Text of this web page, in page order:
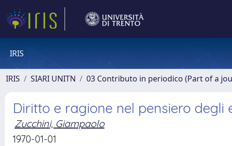
IRIS
IRIS SIARI UNITN 03 Contributo in periodico (Part of a
Diritto e ragione nel pensiero degli
Zucchini, Giampaolo
1970-01-01